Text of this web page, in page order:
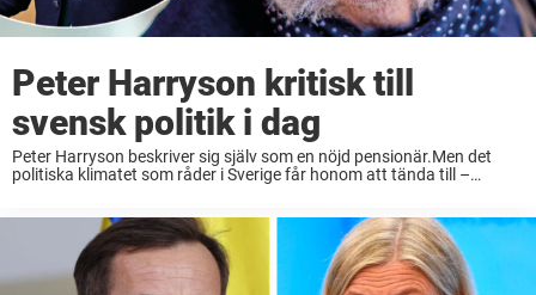
Peter Harryson kritisk till
svensk politik i dag
Peter Harryson beskriver sig själv som en nöjd pensionär.Men det
politiska klimatet som råder i Sverige får honom att tända till –